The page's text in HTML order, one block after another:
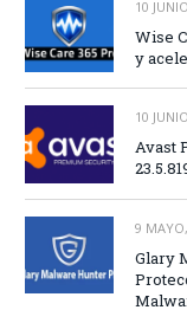
10
Wise
y
10
Avast
9
Glary